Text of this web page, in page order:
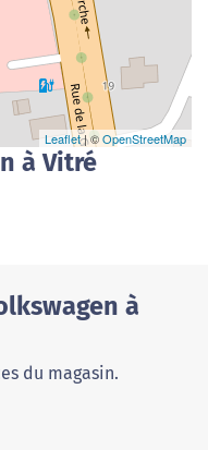
Leaflet| ©OpenStreetMap
à Vitré
à
du magasin.